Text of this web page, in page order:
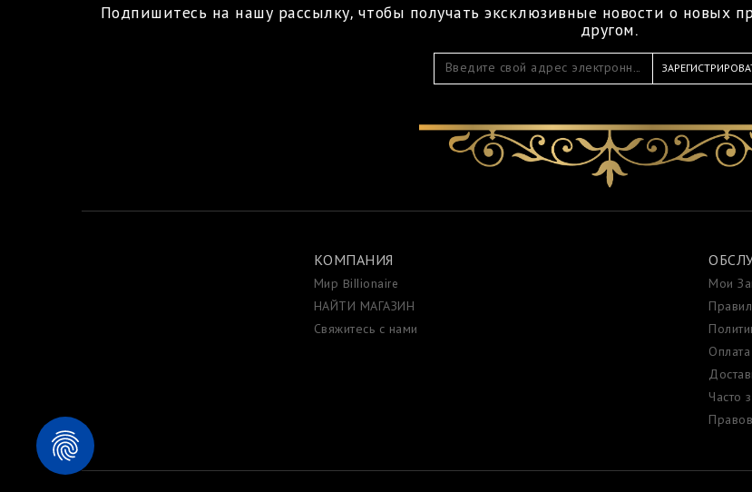
Подпишитесь на нашу рассылку, чтобы получать эксклюзивные новости о новых
другом.
КОМПАНИЯ
Мир Billionaire
НАЙТИ МАГАЗИН
Свяжитесь с нами
Мои
Оплата
Часто